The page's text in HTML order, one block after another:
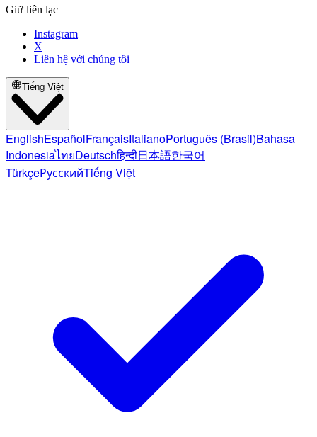
Giữ liên lạc
Instagram
X
Liên hệ với chúng tôi
Tiếng Việt
EnglishEspañolFrançaisItalianoPortuguês (Brasil)Bahasa
IndonesiaไทยDeutschहिन्दी日本語한국어
TürkçeРусскийTiếng Việt